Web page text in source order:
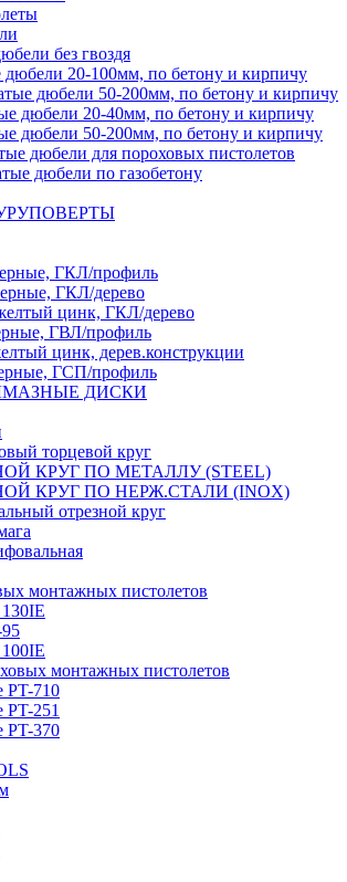
без гвоздя
дюбели 20-100мм, по бетону и кирпичу
дюбели 50-200мм, по бетону и кирпичу
дюбели 20-40мм, по бетону и кирпичу
дюбели 50-200мм, по бетону и кирпичу
дюбели для пороховых пистолетов
дюбели по газобетону
ГКЛ/профиль
ГКЛ/дерево
цинк, ГКЛ/дерево
ГВЛ/профиль
цинк, дерев.конструкции
ГСП/профиль
ДИСКИ
торцевой круг
КРУГ ПО МЕТАЛЛУ (STEEL)
КРУГ ПО НЕРЖ.СТАЛИ (INOX)
отрезной круг
монтажных пистолетов
монтажных пистолетов
PT-710
PT-251
PT-370